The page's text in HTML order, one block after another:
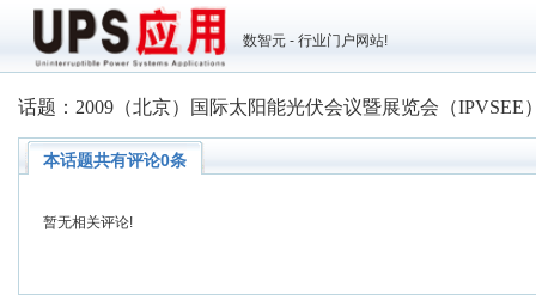
数智元 - 行业门户网站!
话题：2009（北京）国际太阳能光伏会议暨展览会（IPVSEE
本话题共有评论0条
暂无相关评论!